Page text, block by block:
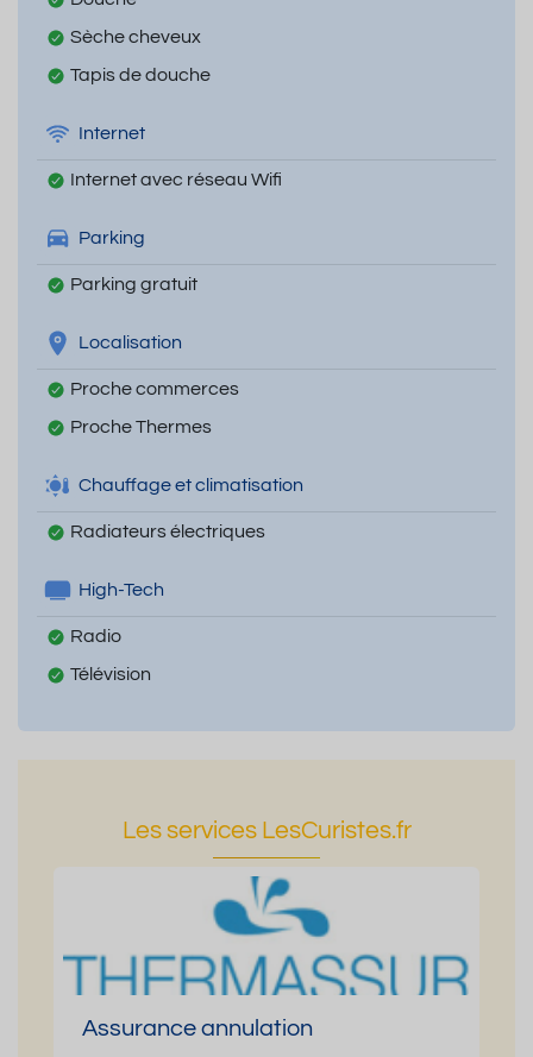
Sèche cheveux
Tapis de douche
Internet
Internet avec réseau Wifi
Parking
Parking gratuit
Localisation
Proche commerces
Proche Thermes
Chauffage et climatisation
Radiateurs électriques
High-Tech
Radio
Télévision
Les services LesCuristes.fr
Assurance annulation